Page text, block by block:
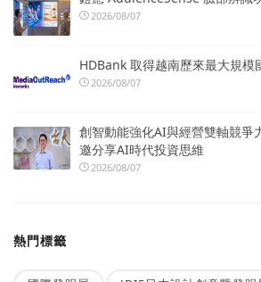
2026/08/07
HDBank 取得越南歷來最大規模
2026/08/07
創智動能強化AI與經營雙軸競爭
邀分享AI時代投資思維
2026/08/07
熱門標籤